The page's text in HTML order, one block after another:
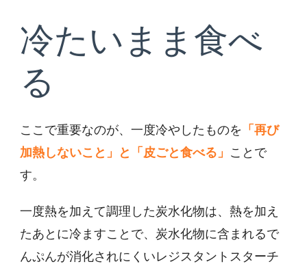
冷たいまま食べ
る
ここで重要なのが、一度冷やしたものを
「再び
加熱しないこと」と「皮ごと食べる」
ことで
す。
一度熱を加えて調理した炭水化物は、熱を加え
たあとに冷ますことで、炭水化物に含まれるで
んぷんが消化されにくいレジスタントスターチ